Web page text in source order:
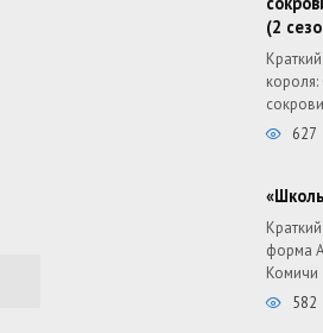
(2
короля:
627
форма
Комичи
582